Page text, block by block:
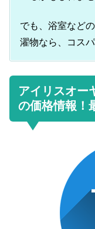
でも、浴室など
濯物なら、コス
アイリスオー
の価格情報！